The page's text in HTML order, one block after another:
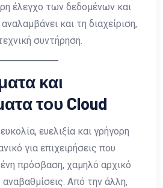
έλεγχο των δεδομένων και
και τη διαχείριση,
συντήρηση.
και
του Cloud
ευελιξία και γρήγορη
για επιχειρήσεις που
πρόσβαση, χαμηλό αρχικό
Από την άλλη,